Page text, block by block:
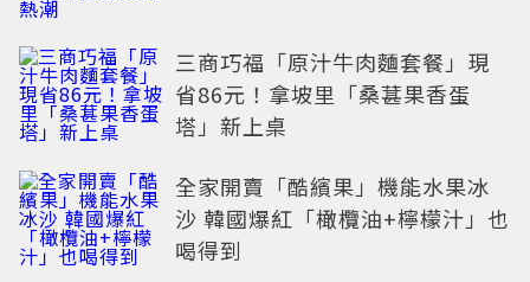
三商巧福「原汁牛肉麵套餐」現
省86元！拿坡里「桑葚果香蛋
塔」新上桌
全家開賣「酷繽果」機能水果冰
沙 韓國爆紅「橄欖油+檸檬汁」也
喝得到